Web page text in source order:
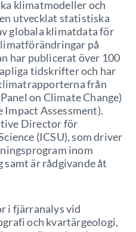
klimatmodeller och
utvecklat statistiska
globala klimatdata för
på
har publicerat över 100
tidskrifter och har
från
on Climate Change)
Assessment).
Director för
(ICSU), som driver
inom
är rådgivande åt
i fjärranalys vid
och kvartärgeologi,